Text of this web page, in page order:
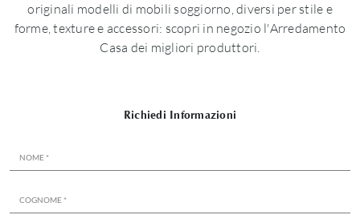
originali modelli di mobili soggiorno, diversi per stile e
forme, texture e accessori: scopri in negozio l'Arredamento
Casa dei migliori produttori.
Richiedi Informazioni